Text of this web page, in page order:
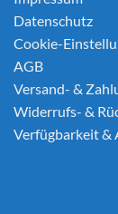
Datenschutz
Cookie-
AGB
Versand- &
Widerrufs- &
Verfügbarkeit &